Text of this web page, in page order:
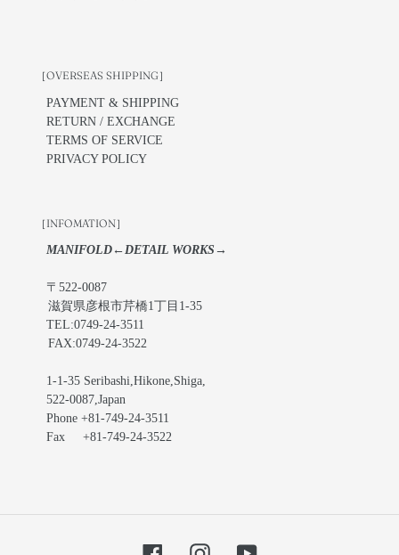
［OVERSEAS SHIPPING］
PAYMENT & SHIPPING
RETURN / EXCHANGE
TERMS OF SERVICE
PRIVACY POLICY
［INFOMATION］
MANIFOLD←DETAIL WORKS→
〒522-0087
滋賀県彦根市芹橋1丁目1-35
TEL:0749-24-3511
FAX:0749-24-3522
1-1-35 Seribashi,Hikone,Shiga,
522-0087,Japan
Phone +81-749-24-3511
Fax +81-749-24-3522
FacebookInstagramYouTube